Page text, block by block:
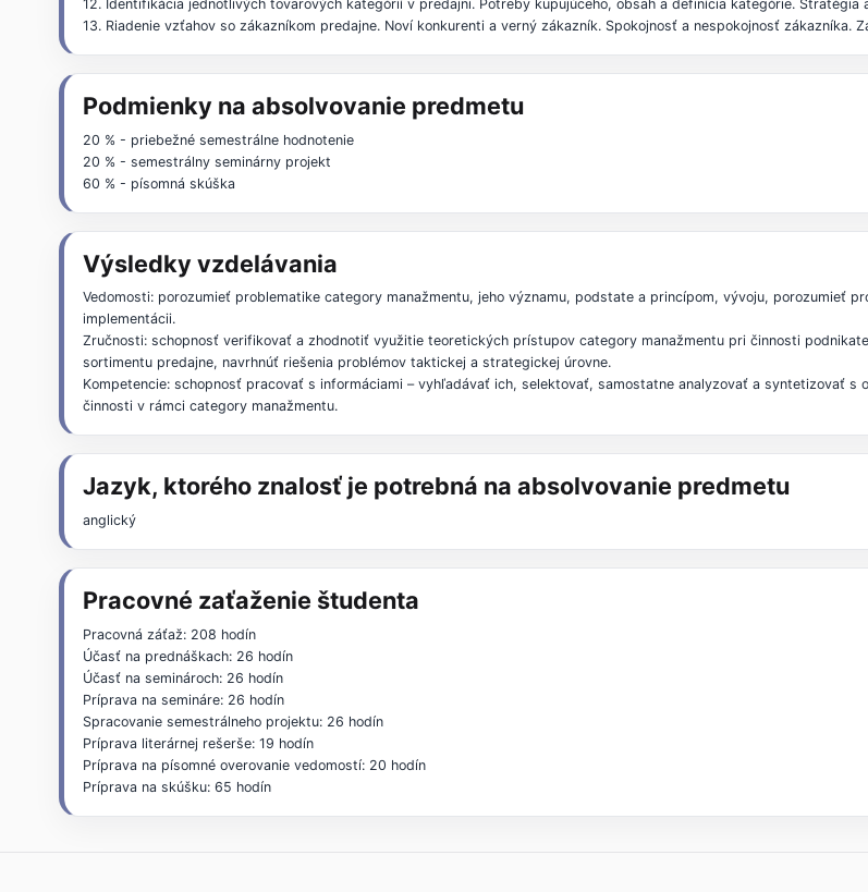
12. Identifikácia jednotlivých tovarových kategórií v predajni. Potreby kupujúceho, obsah a definícia kategórie. Stratégia
13. Riadenie vzťahov so zákazníkom predajne. Noví konkurenti a verný zákazník. Spokojnosť a nespokojnosť
Podmienky na absolvovanie predmetu
20 % - priebežné semestrálne hodnotenie
20 % - semestrálny seminárny projekt
60 % - písomná skúška
Výsledky vzdelávania
Vedomosti: porozumieť problematike category manažmentu, jeho významu, podstate a princípom, vývoju, porozumieť
implementácii.
Zručnosti: schopnosť verifikovať a zhodnotiť využitie teoretických prístupov category manažmentu pri činnosti
sortimentu predajne, navrhnúť riešenia problémov taktickej a strategickej úrovne.
Kompetencie: schopnosť pracovať s informáciami – vyhľadávať ich, selektovať, samostatne analyzovať a syntetizovať
činnosti v rámci category manažmentu.
Jazyk, ktorého znalosť je potrebná na absolvovanie predmetu
anglický
Pracovné zaťaženie študenta
Pracovná záťaž: 208 hodín
Účasť na prednáškach: 26 hodín
Účasť na seminároch: 26 hodín
Príprava na semináre: 26 hodín
Spracovanie semestrálneho projektu: 26 hodín
Príprava literárnej rešerše: 19 hodín
Príprava na písomné overovanie vedomostí: 20 hodín
Príprava na skúšku: 65 hodín